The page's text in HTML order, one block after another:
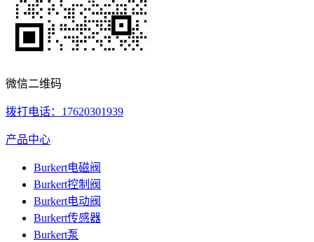
微信二维码
拨打电话：17620301939
产品中心
Burkert电磁阀
Burkert控制阀
Burkert电动阀
Burkert传感器
Burkert泵